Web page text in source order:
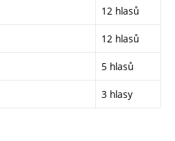
12 hlasů
12 hlasů
5 hlasů
3 hlasy